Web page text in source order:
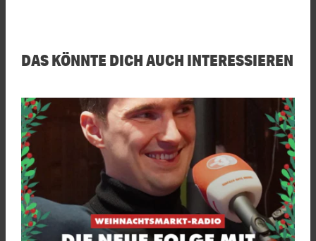
DAS KÖNNTE DICH AUCH INTERESSIEREN